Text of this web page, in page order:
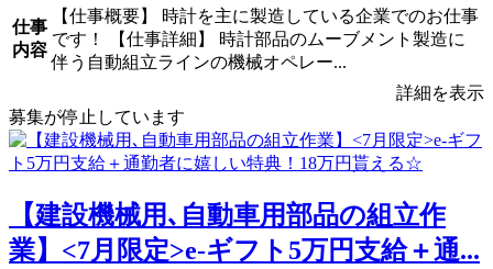
仕事
内容
【仕事概要】 時計を主に製造している企業でのお仕事
です！ 【仕事詳細】 時計部品のムーブメント製造に
伴う自動組立ラインの機械オペレー...
詳細を表示
募集が停止しています
【建設機械用､自動車用部品の組立作
業】<7月限定>e-ギフト5万円支給＋通...